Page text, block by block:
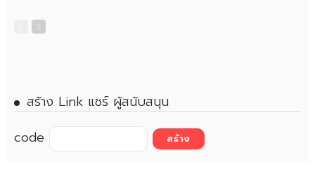
สร้าง Link แชร์ ผู้สนับสนุน
code